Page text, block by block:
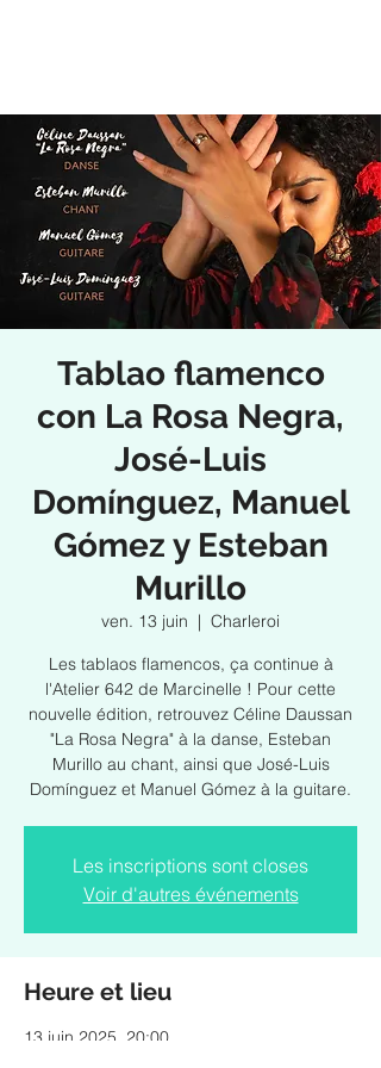
Tablao flamenco
con La Rosa Negra,
José-Luis
Domínguez, Manuel
Gómez y Esteban
Murillo
ven. 13 juin
  |
Charleroi
Les tablaos flamencos, ça continue à
l'Atelier 642 de Marcinelle ! Pour cette
nouvelle édition, retrouvez Céline Daussan
"La Rosa Negra" à la danse, Esteban
Murillo au chant, ainsi que José-Luis
Domínguez et Manuel Gómez à la guitare.
Les inscriptions sont closes
Voir d'autres événements
Heure et lieu
13 juin 2025, 20:00